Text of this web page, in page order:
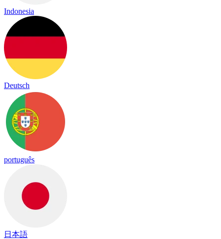
Indonesia
Deutsch
português
日本語